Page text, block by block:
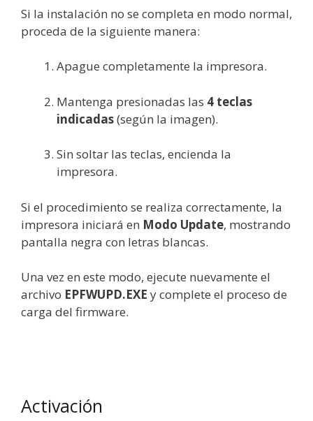
Si la instalación no se completa en modo normal,
proceda de la siguiente manera:
Apague completamente la impresora.
Mantenga presionadas las 4 teclas
indicadas(según la imagen).
Sin soltar las teclas, encienda la
impresora.
Si el procedimiento se realiza correctamente, la
impresora iniciará en Modo Update, mostrando
pantalla negra con letras blancas.
Una vez en este modo, ejecute nuevamente el
archivo EPFWUPD.EXE y complete el proceso de
carga del firmware.
Activación